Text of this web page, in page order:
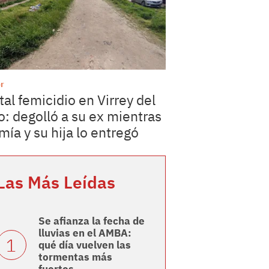
femicidio en Virrey del
degolló a su ex mientras
y su hija lo entregó
Más Leídas
Se afianza la fecha de
lluvias en el AMBA:
qué día vuelven las
tormentas más